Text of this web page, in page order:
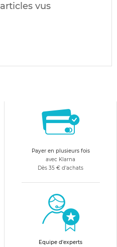
vus
Payer en plusieurs fois
avec Klarna
Dès 35 € d'achats
Equipe d'experts